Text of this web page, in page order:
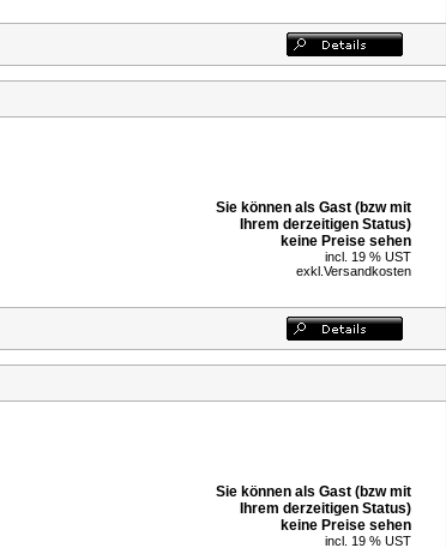
Sie können als Gast (bzw mit
Ihrem derzeitigen Status)
keine Preise sehen
incl. 19 % UST
exkl. Versandkosten
Sie können als Gast (bzw mit
Ihrem derzeitigen Status)
keine Preise sehen
incl. 19 % UST